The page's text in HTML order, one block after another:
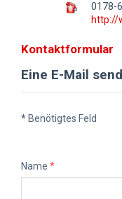
0178-
http://
Kontaktformular
Eine E-Mail
* Benötigtes Feld
Name *